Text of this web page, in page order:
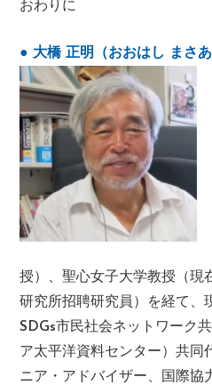
おわりに
● 大橋 正明（おおはし まさ
授）、聖心女子大学教授（現
研究所招聘研究員）を経て、
SDGs市民社会ネットワーク
ア太平洋資料センター）共同
ニア・アドバイザー、国際協